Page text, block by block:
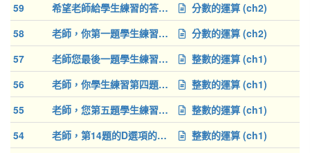
59
希望老師給學生練習的答案，不然沒辦法知道算對還算錯，謝謝
分數的運算 (ch2)
58
老師，你第一題學生練習沒有給答案
分數的運算 (ch2)
57
老師您最後一題學生練習的答案是不是寫錯了呢？
整數的運算 (ch1)
56
老師，你學生練習第四題答案寫錯了喔！
整數的運算 (ch1)
55
老師，您第五題學生練習的答案似乎錯了喔！
整數的運算 (ch1)
54
老師，第14題的D選項的答案是錯的喔
整數的運算 (ch1)